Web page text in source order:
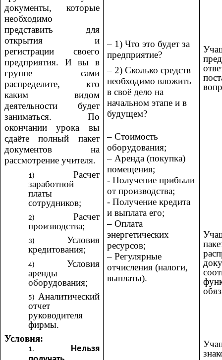
документы, которые
необходимо
представить для
открытия и
регистрации своего
предприятия. И вы в
группе сами
распределите, кто
каким видом
деятельности будет
заниматься. По
окончании урока вы
сдаёте полный пакет
документов на
рассмотрение учителя.
Расчет
заработной
платы
сотрудников;
Расчет
производства;
Условия
кредитования;
Условия
аренды
оборудования;
Аналитический
отчет
руководителя
фирмы.
Условия:
Нельзя
– 1) Что это будет за
предприятие?
– 2) Сколько средств
необходимо вложить
в своё дело на
начальном этапе и в
будущем?
– Стоимость
оборудования;
– Аренда (покупка)
помещения;
- Получение прибыли
от производства;
- Получение кредита
и выплата его;
– Оплата
энергетических
ресурсов;
– Регулярные
отчисления (налоги,
выплаты).